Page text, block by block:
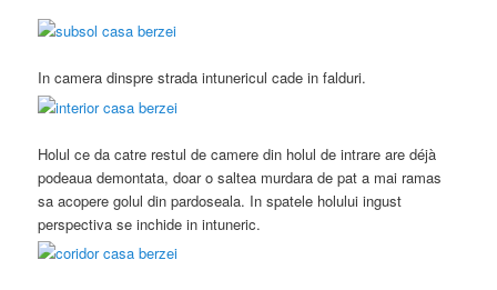
In camera dinspre strada intunericul cade in falduri.
Holul ce da catre restul de camere din holul de intrare are déjà
podeaua demontata, doar o saltea murdara de pat a mai ramas
sa acopere golul din pardoseala. In spatele holului ingust
perspectiva se inchide in intuneric.